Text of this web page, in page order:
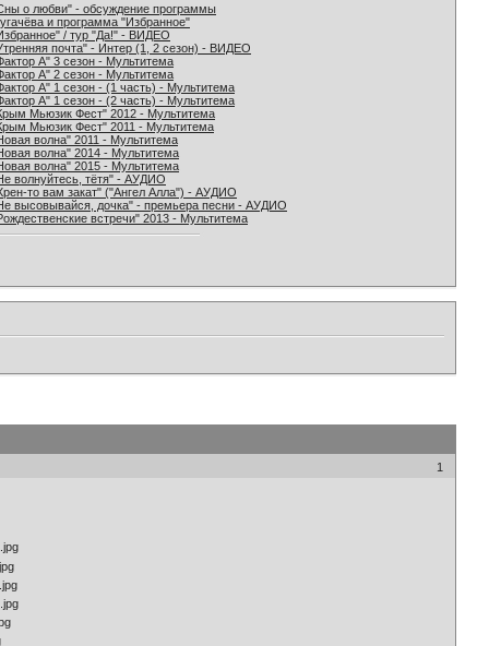
о любви" - обсуждение программы
и программа "Избранное"
/ тур "Да!" - ВИДЕО
почта" - Интер (1, 2 сезон) - ВИДЕО
А" 3 сезон - Мультитема
А" 2 сезон - Мультитема
А" 1 сезон - (1 часть) - Мультитема
А" 1 сезон - (2 часть) - Мультитема
Мьюзик Фест" 2012 - Мультитема
Мьюзик Фест" 2011 - Мультитема
волна" 2011 - Мультитема
волна" 2014 - Мультитема
волна" 2015 - Мультитема
волнуйтесь, тётя" - АУДИО
то вам закат" ("Ангел Алла") - АУДИО
высовывайся, дочка" - премьера песни - АУДИО
встречи" 2013 - Мультитема
1